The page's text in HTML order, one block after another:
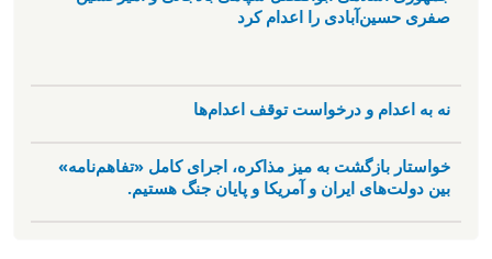
صفری حسین‌آبادی را اعدام کرد
نه به اعدام و درخواست توقف اعدام‌ها
خواستار بازگشت به میز مذاکره، اجرای کامل «تفاهم‌نامه»
بین دولت‌های ایران و آمریکا و پایان جنگ هستیم.